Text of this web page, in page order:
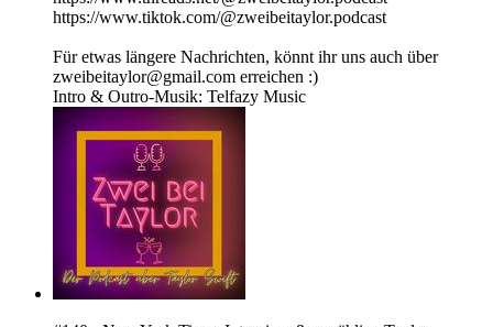
https://www.tiktok.com/@zweibeitaylor.podcast
Für etwas längere Nachrichten, könnt ihr uns auch über
zweibeitaylor@gmail.com erreichen :)
Intro & Outro-Musik: Telfazy Music